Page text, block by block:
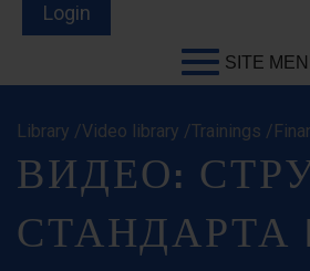
Login
SITE
Library /Video library /Trainings /
ВИДЕО:
СТАНДАРТА